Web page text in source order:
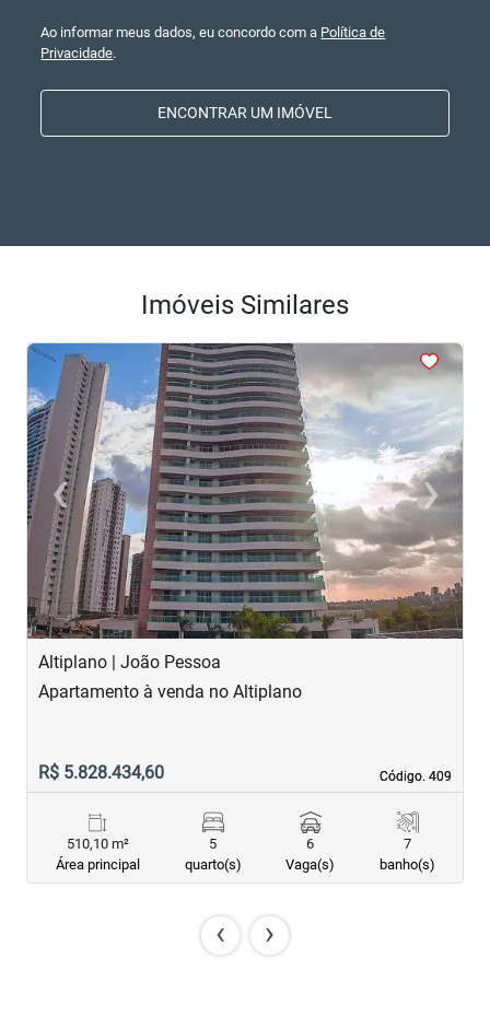
Ao informar meus dados, eu concordo com a Política de
Privacidade.
ENCONTRAR UM IMÓVEL
Imóveis Similares
<<<<
‹
Previous ›Next
Altiplano | João Pessoa
Código. 409
Código. 409
Apartamento à venda no Altiplano
R$ 5.828.434,60
510,10 m²
Área principal
5
quarto(s)
6
Vaga(s)
7
banho(s)
‹ ›